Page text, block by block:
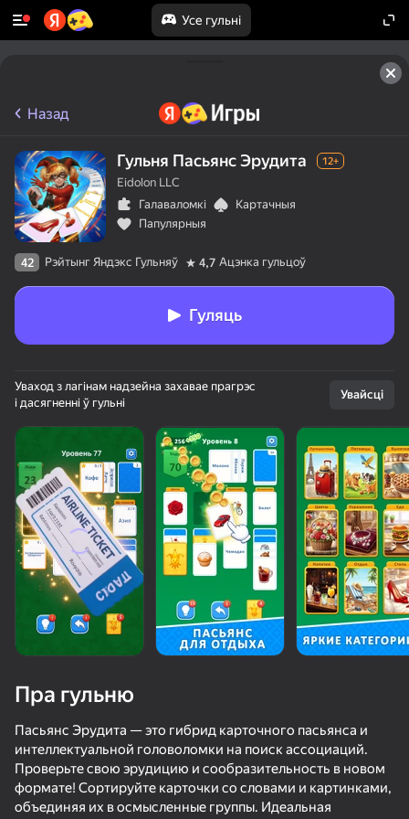
Усе гульні
50+ лепшых гульняў, у якія гуляюць
нават тыя, хто «не гуляе»
Позвони Метромену
42
I Am Security
39
Эволюция Brainrot: Кликер
38
Назад
Гульня Пасьянс Эрудита 12+
Eidolon LLC
Галаваломкі
Картачныя
Папулярныя
42 Рэйтынг Яндэкс Гульняў 4,7 Ацэнка гульцоў
Гуляць
Уваход з лагінам надзейна захавае прагрэс
і дасягненні ў гульні
Увайсці
Пра гульню
Пасьянс Эрудита — это гибрид карточного пасьянса и
интеллектуальной головоломки на поиск ассоциаций.
Проверьте свою эрудицию и сообразительность в новом
формате! Сортируйте карточки со словами и картинками,
объединяя их в осмысленные группы. Идеальная